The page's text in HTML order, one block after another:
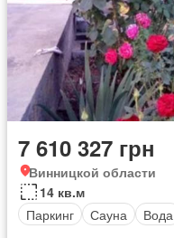
7 610 327 грн
Винницкой области
14 кв.м
Паркинг
Сауна Вода